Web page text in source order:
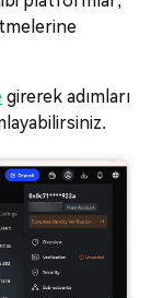
girerek adımları